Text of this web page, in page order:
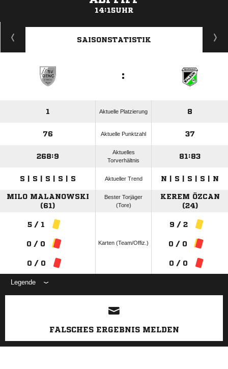
14:15UHR
ANZEIGE
SAISONSTATISTIK
:
1 Aktuelle Platzierung 8
76 Aktuelle Punktzahl 37
268:9
Aktuelles
Torverhältnis
81:83
S | S | S | S | S Aktueller Trend N | S | S | S | N
MILO MALANOWSKI
(61)
Bester Torjäger
(Tore)
KEREM ÖZCAN
(24)
5 / 1
0 / 0
0 / 0
Karten (Team/Offiz.)
9 / 2
0 / 0
0 / 0
Legende
ANZEIGE
FALSCHES ERGEBNIS MELDEN